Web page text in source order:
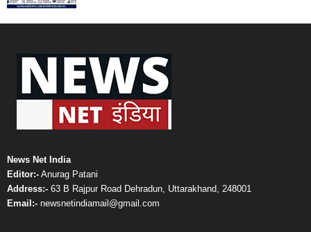
News Net India
Editor:- Anurag Patani
Address:- 63 B Rajpur Road Dehradun, Uttarakhand, 248001
Email:- newsnetindiamail@gmail.com